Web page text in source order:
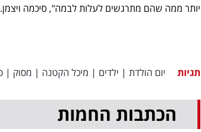
יותר ממה שהם מתרגשים לעלות לבמה", סיכמה ויצמן.
תגיות יום הולדת | ילדים | מיכל הקטנה | מסוק |
הכתבות החמות